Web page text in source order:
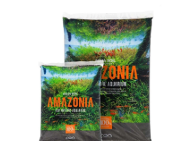
nước ở mức 6.0-6.5 phù hợp cho